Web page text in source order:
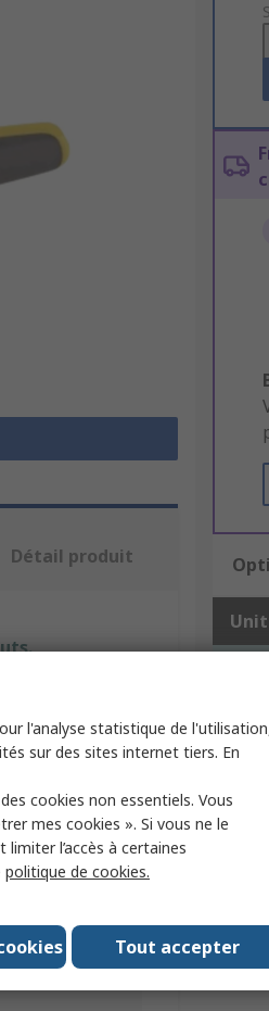
*Prix
Détail produit
de
l'analyse statistique de
sur des sites internet tiers. En
cookies non essentiels. Vous
mes cookies ». Si vous ne le
l’accès à certaines
politique de cookies.
Tout accepter